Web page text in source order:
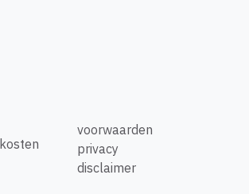
voorwaarden
privacy
disclaimer